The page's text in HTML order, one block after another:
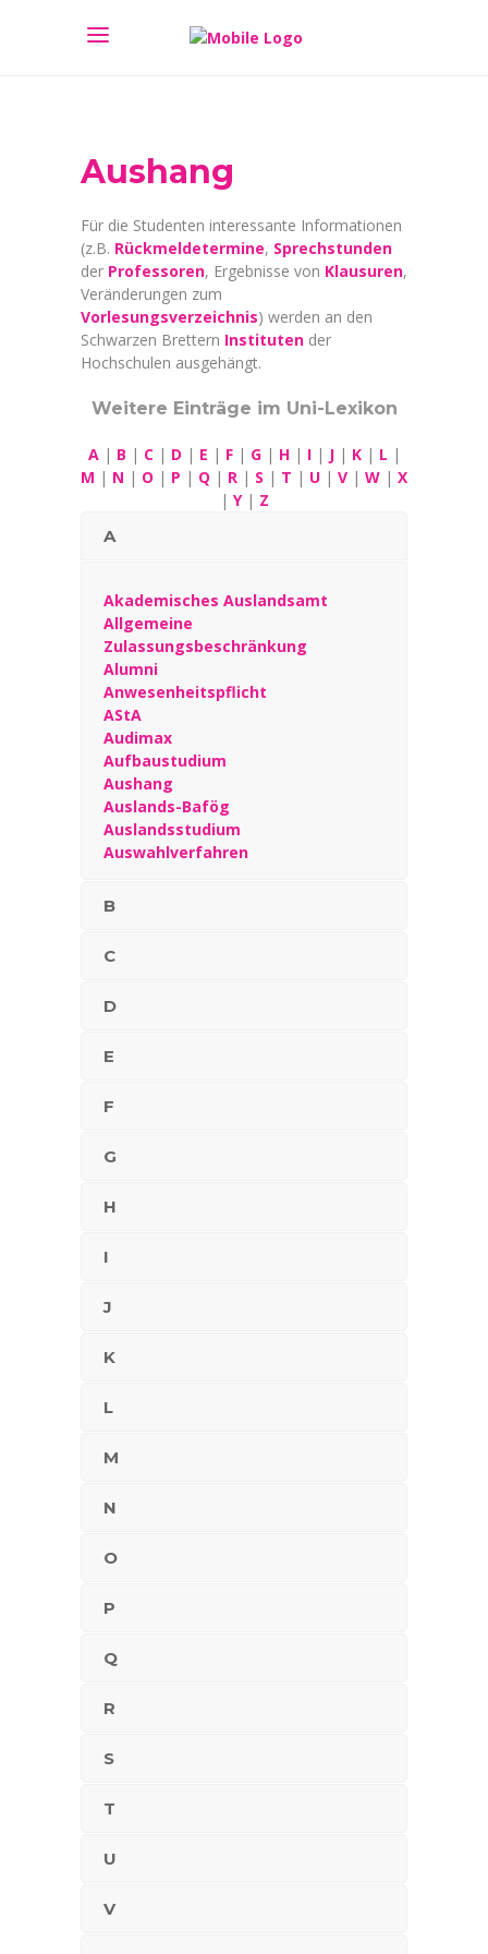
Aushang
Für die Studenten interessante Informationen
(z.B. Rückmeldetermine, Sprechstunden
der Professoren, Ergebnisse von Klausuren,
Veränderungen zum
Vorlesungsverzeichnis) werden an den
Schwarzen Brettern Instituten der
Hochschulen ausgehängt.
Weitere Einträge im Uni-Lexikon
A| B | C| D | E | F| G| H| I| J| K| L |
M | N | O | P | Q | R | S | T | U | V | W | X
| Y| Z
A
Akademisches Auslandsamt
Allgemeine
Zulassungsbeschränkung
Alumni
Anwesenheitspflicht
AStA
Audimax
Aufbaustudium
Aushang
Auslands-Bafög
Auslandsstudium
Auswahlverfahren
B
C
D
E
F
G
H
I
J
K
L
M
N
O
P
Q
R
S
T
U
V